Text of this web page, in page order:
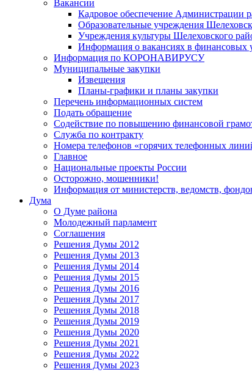
Вакансии
Кадровое обеспечение Администрации
Образовательные учреждения
Учреждения культуры Шелеховского
Информация о вакансиях в финансовых
Информация по КОРОНАВИРУСУ
Муниципальные закупки
Извещения
Планы-графики и планы закупки
Перечень информационных систем
Подать обращение
Содействие по повышению финансовой
Служба по контракту
Номера телефонов «горячих телефонных
Главное
Национальные проекты России
Осторожно, мошенники!
Информация от министерств, ведомств,
Дума
О Думе района
Молодежный парламент
Соглашения
Решения Думы 2012
Решения Думы 2013
Решения Думы 2014
Решения Думы 2015
Решения Думы 2016
Решения Думы 2017
Решения Думы 2018
Решения Думы 2019
Решения Думы 2020
Решения Думы 2021
Решения Думы 2022
Решения Думы 2023